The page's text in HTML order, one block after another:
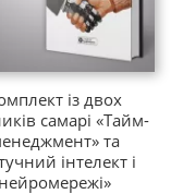
із двох
самарі «Тайм-
та
інтелект і
нейромережі»